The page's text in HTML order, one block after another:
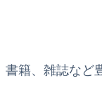
書籍、雑誌など